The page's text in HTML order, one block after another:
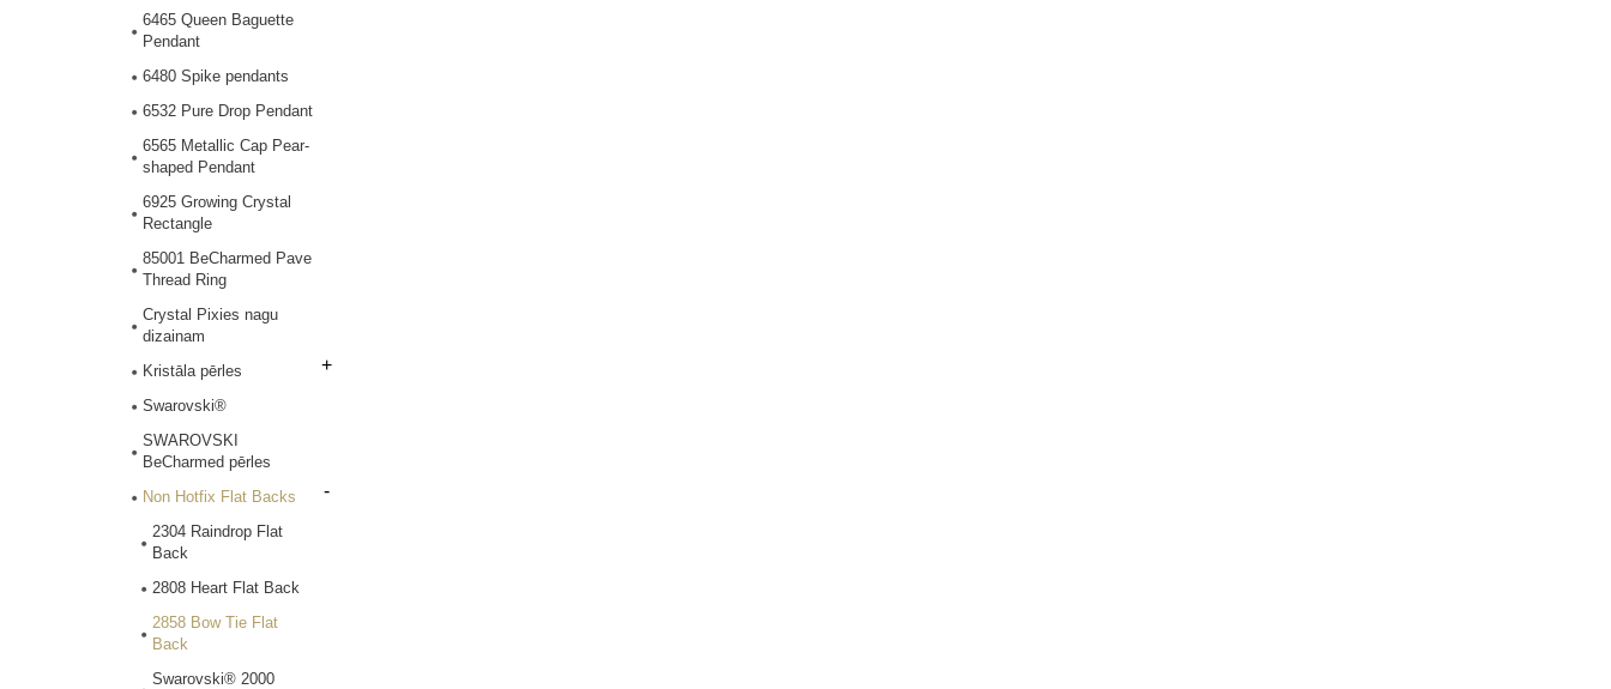
6465 Queen Baguette
Pendant
6480 Spike pendants
6532 Pure Drop Pendant
6565 Metallic Cap Pear-
shaped Pendant
6925 Growing Crystal
Rectangle
85001 BeCharmed Pave
Thread Ring
Crystal Pixies nagu
dizainam
Kristāla pērles
+
Swarovski®
SWAROVSKI
BeCharmed pērles
Non Hotfix Flat Backs
-
2304 Raindrop Flat
Back
2808 Heart Flat Back
2858 Bow Tie Flat
Back
Swarovski® 2000